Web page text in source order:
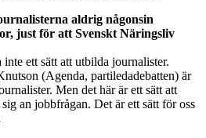
aldrig någonsin
just för att Svenskt Näringsliv
ett sätt att utbilda journalister.
(Agenda, partiledadebatten) är
Men det här är ett sätt att
an jobbfrågan. Det är ett sätt för oss